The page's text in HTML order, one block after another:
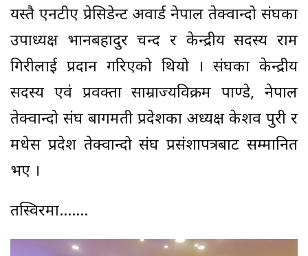
यस्तै एनटीए प्रेसिडेन्ट अवार्ड नेपाल तेक्वान्दो संघका
उपाध्यक्ष भानबहादुर चन्द र केन्द्रीय सदस्य राम
गिरीलाई प्रदान गरिएको थियो । संघका केन्द्रीय
सदस्य एवं प्रवक्ता साम्राज्यविक्रम पाण्डे, नेपाल
तेक्वान्दो संघ बागमती प्रदेशका अध्यक्ष केशव पुरी र
मधेस प्रदेश तेक्वान्दो संघ प्रसंशापत्रबाट सम्मानित
भए ।
तस्विरमा…….